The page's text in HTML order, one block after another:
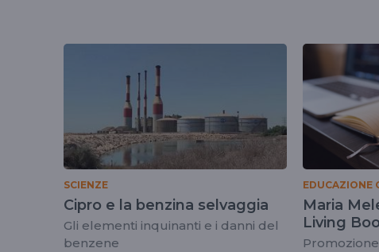
tag
cipro
SCIENZE
Cipro e la benzina selvaggia
Gli elementi inquinanti e i danni del
benzene
EDUCAZIONE
Maria
Living